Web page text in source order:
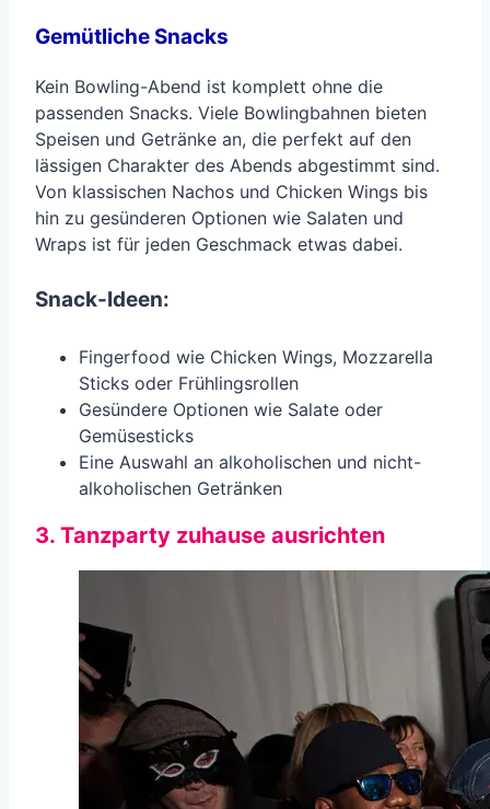
Gemütliche Snacks
Kein Bowling-Abend ist komplett ohne die
passenden Snacks. Viele Bowlingbahnen bieten
Speisen und Getränke an, die perfekt auf den
lässigen Charakter des Abends abgestimmt sind.
Von klassischen Nachos und Chicken Wings bis
hin zu gesünderen Optionen wie Salaten und
Wraps ist für jeden Geschmack etwas dabei.
Snack-Ideen:
Fingerfood wie Chicken Wings, Mozzarella
Sticks oder Frühlingsrollen
Gesündere Optionen wie Salate oder
Gemüsesticks
Eine Auswahl an alkoholischen und nicht-
alkoholischen Getränken
3. Tanzparty zuhause ausrichten